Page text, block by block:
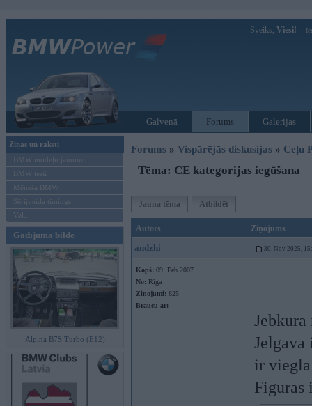
Sveiks, Viesi!
Galvenā Forums Galerijas
Ziņas un raksti
BMW modeļu jaunumi
BMW testi
Mēneša BMW
Sērijveida tūnings
Vel...
Gadījuma bilde
Alpina B7S Turbo (E12)
Forums » Vispārējās diskusijas » Ceļu
Tēma: CE kategorijas iegūšana
Jauna tēma Atbildēt
Autors Ziņojums
andzhi 30. Nov 2025,
Kopš: 09. Feb 2007
No: Rīga
Ziņojumi: 825
Braucu ar:
Jebkura
Jelgava
ir
Figuras